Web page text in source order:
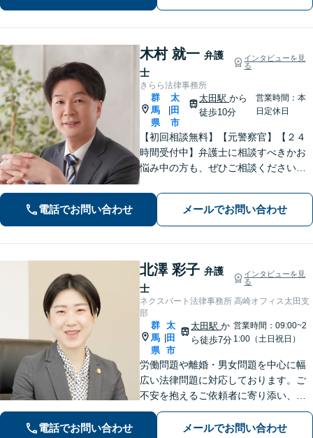
木村 就一 弁護
士
インタビューを見
る
きらら法律事務所
群
馬
県
太
田
市
太田駅 から
徒歩10分
営業時間：本
日定休日
【初回相談無料】【元警察官】【２４
時間受付中】弁護士に相談すべきかお
悩み中の方も、ぜひご相談ください
法務など】ご相談者さまに寄り添い、
きめ細やかな対応で、スピーディーに
最良の解決を目指します【土日・夜間
相談可能】。
電話でお問い合わせ メールでお問い合わせ
北澤 彩子 弁護
士
インタビューを見
る
ネクスパート法律事務所 高崎オフィス太田支
部
群
馬
県
太
田
市
太田駅か
ら徒歩7分
営業時間：09:00~2
1:00（土日祝日）
労働問題や離婚・男女問題を中心に幅
広い法律問題に対応しております。ご
不安を抱えるご依頼者に寄り添い、最
善の解決策を提案して、心の支えにな
れるよう尽力します。【初回相談無
電話でお問い合わせ メールでお問い合わせ